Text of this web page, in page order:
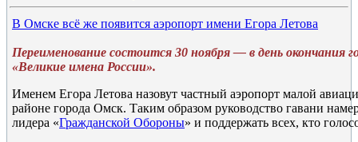
В Омске всё же появится аэропорт имени Егора Летова
Переименование состоится 30 ноября — в день окончания
«Великие имена России».
Именем Егора Летова назовут частный аэропорт малой
районе города Омск. Таким образом руководство гавани
лидера «Гражданской Обороны» и поддержать всех, кто